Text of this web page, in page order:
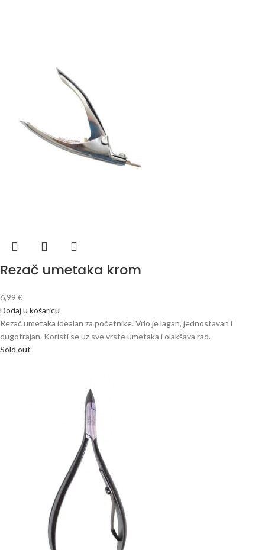
Rezač umetaka krom
6,99 €
Dodaj u košaricu
Rezač umetaka idealan za početnike. Vrlo je lagan, jednostavan i
dugotrajan. Koristi se uz sve vrste umetaka i olakšava rad.
Sold out